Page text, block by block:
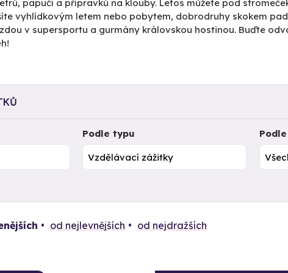
papučí a přípravků na klouby. Letos můžete pod
vyhlídkovým letem nebo pobytem, dobrodruhy skokem
v supersportu a gurmány královskou hostinou. Buďte
Podle typu
od nejlevnějších od nejdražších